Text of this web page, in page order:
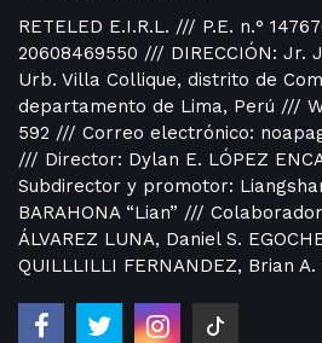
RETELED E.I.R.L. /// P.E. n.°
20608469550 /// DIRECCIÓN: Jr.
Urb. Villa Collique, distrito de
departamento de Lima, Perú ///
592 /// Correo electrónico:
/// Director: Dylan E. LÓPEZ
Subdirector y promotor:
BARAHONA “Lian” ///
ÁLVAREZ LUNA, Daniel S.
QUILLLILLI FERNANDEZ, Brian